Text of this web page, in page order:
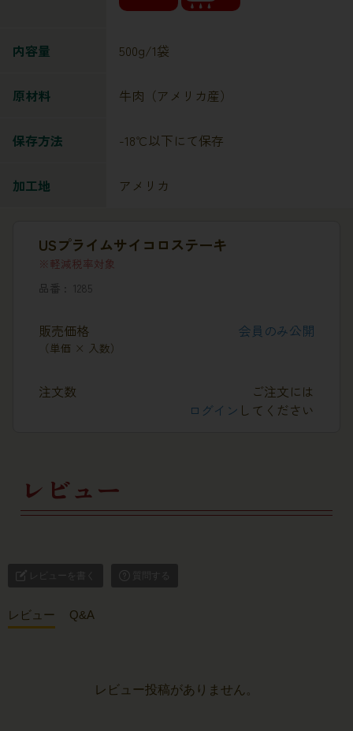
内容量 500g/1袋
原材料 牛肉（アメリカ産）
保存方法 -18℃以下にて保存
加工地 アメリカ
USプライムサイコロステーキ
軽減税率対象
品番
1285
販売価格
（単価 × 入数）
会員のみ公開
注文数
ご注文には
ログイン してください
レビュー
レビューを書く 質問する
レビュー Q&A
レビュー投稿がありません。